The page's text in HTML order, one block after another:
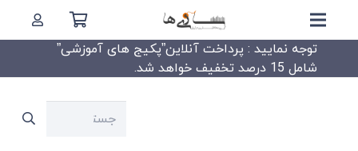
توجه نمایید : پرداخت آنلاین”پکیج های آموزشی”
شامل 15 درصد تخفیف خواهد شد.
جستجو